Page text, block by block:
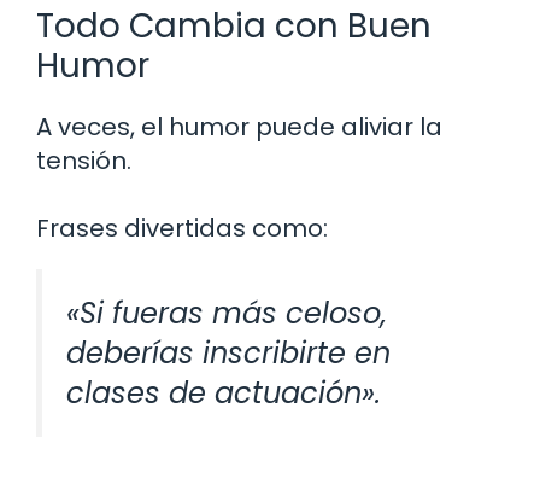
Todo Cambia con Buen
Humor
A veces, el humor puede aliviar la
tensión.
Frases divertidas como:
«Si fueras más celoso,
deberías inscribirte en
clases de actuación».